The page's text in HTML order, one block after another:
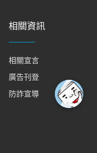
相關資訊
相關宣言
廣告刊登
防詐宣導